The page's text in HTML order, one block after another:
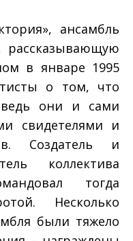
ансамбль
рассказывающую
в январе 1995
о том, что
они и сами
свидетелями и
Создатель и
коллектива
тогда
Несколько
были тяжело